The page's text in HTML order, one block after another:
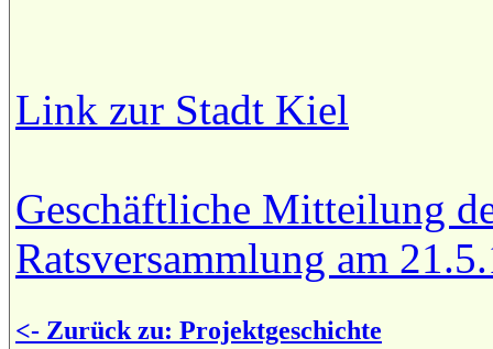
Link zur Stadt Kiel
Geschäftliche Mitteilung
Ratsversammlung am
<- Zurück zu: Projektgeschichte